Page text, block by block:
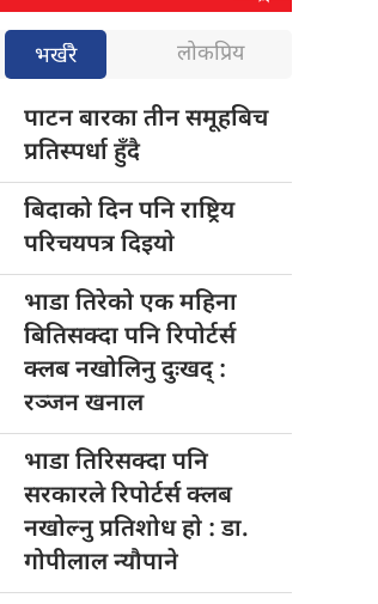
भर्खरै लोकप्रिय
पाटन बारकातीन समूहबिच
प्रतिस्पर्धा हुँदै
बिदाको दिनपनि राष्ट्रिय
परिचयपत्र दिइयाे
भाडा तिरेकोएक महिना
बितिसक्दा पनि रिपोर्टर्स
क्लब नखोलिनु दुःखद् :
रञ्जन खनाल
भाडा तिरिसक्दापनि
सरकारले रिपोर्टर्स क्लब
नखोल्नु प्रतिशोध हाे : डा‍‍‍.
गोपीलाल न्यौपाने